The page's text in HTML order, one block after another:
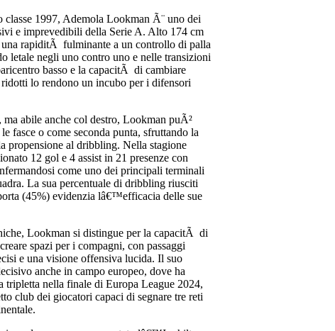
classe 1997, Ademola Lookman Ã¨ uno dei
e imprevedibili della Serie A. Alto 174 cm
rapiditÃ fulminante a un controllo di palla
letale negli uno contro uno e nelle transizioni
basso e la capacitÃ di cambiare
lo rendono un incubo per i difensori
abile anche col destro, Lookman puÃ²
fasce o come seconda punta, sfruttando la
propensione al dribbling. Nella stagione
12 gol e 4 assist in 21 presenze con
come uno dei principali terminali
La sua percentuale di dribbling riusciti
(45%) evidenzia lâ€™efficacia delle sue
Lookman si distingue per la capacitÃ di
spazi per i compagni, con passaggi
e una visione offensiva lucida. Il suo
anche in campo europeo, dove ha
tripletta nella finale di Europa League 2024,
club dei giocatori capaci di segnare tre reti